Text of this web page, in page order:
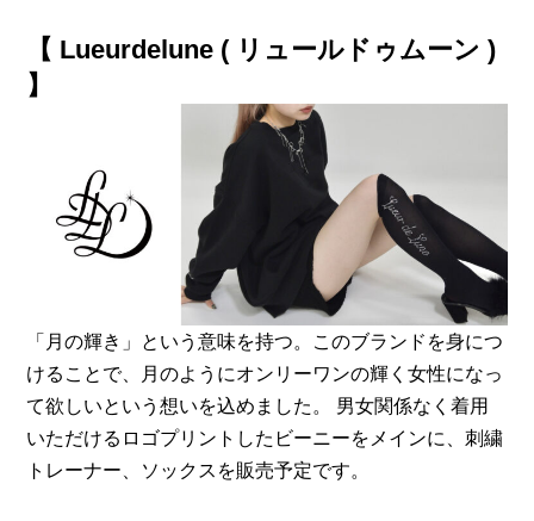
【 Lueurdelune ( リュールドゥムーン )
】
「月の輝き」という意味を持つ。このブランドを身につ
けることで、月のようにオンリーワンの輝く女性になっ
て欲しいという想いを込めました。 男女関係なく着用
いただけるロゴプリントしたビーニーをメインに、刺繍
トレーナー、ソックスを販売予定です。